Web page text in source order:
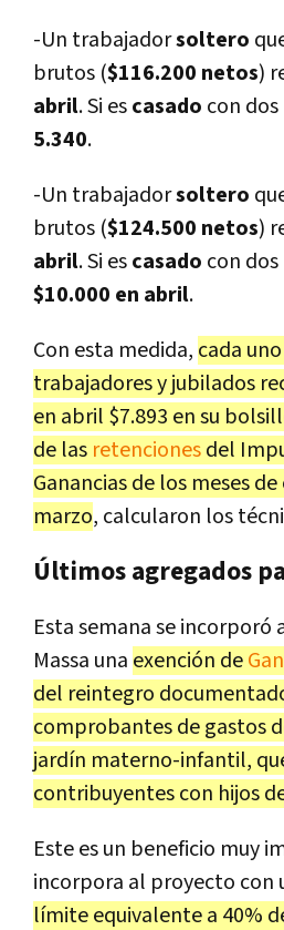
-Un trabajadorsoltero
brutos ($116.200 netos)
abril. Si escasado con
5.340.
-Un trabajadorsoltero
brutos ($124.500 netos)
abril. Si escasado con
$10.000 en abril.
Con esta medida, cada
trabajadores y jubilados
en abril $7.893 en su
de las retencionesdel
Ganancias de los meses
marzo, calcularon los
Últimos agregados
Esta semana se incorporó
Massa una exención de
del reintegro
comprobantes de gastos
jardín materno-infantil,
contribuyentes con hijos
Este es un beneficio muy
incorpora al proyecto con
límite equivalente a 40%